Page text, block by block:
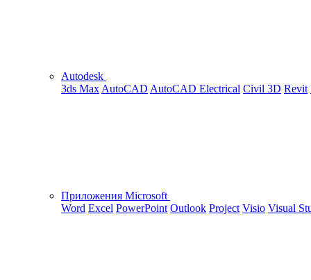
Autodesk
3ds Max AutoCAD AutoCAD Electrical Civil 3D Revit
Приложения Microsoft
Word Excel PowerPoint Outlook Project Visio Visual